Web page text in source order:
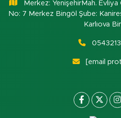
Merkez: YenişehirMah.
No: 7 Merkez Bingöl Şube:
Karlıova
[email